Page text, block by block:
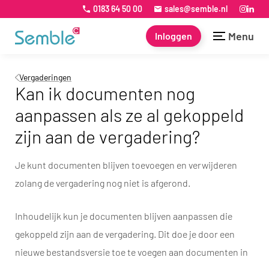
0183 64 50 00 sales@semble.nl
Inloggen Menu
Vergaderingen
Kan ik documenten nog
aanpassen als ze al gekoppeld
zijn aan de vergadering?
Je kunt documenten blijven toevoegen en verwijderen
zolang de vergadering nog niet is afgerond.
Inhoudelijk kun je documenten blijven aanpassen die
gekoppeld zijn aan de vergadering. Dit doe je door een
nieuwe bestandsversie toe te voegen aan documenten in